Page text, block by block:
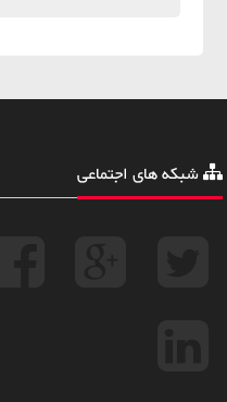
شبکه های اجتماعی